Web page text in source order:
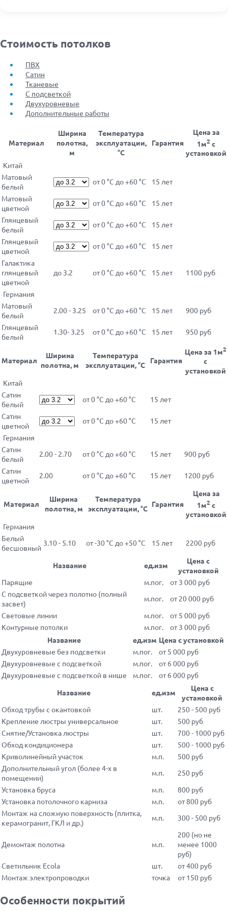
Стоимость потолков
ПВХ
Сатин
Тканевые
С подсветкой
Двухуровневые
Дополнительные работы
Материал
Ширина
полотна,
м
Температура
эксплуатации,
°С
Гарантия
Цена за
1м2с
установкой
Китай
Матовый
белый
от 0 °С до +60 °С
15 лет
Матовый
цветной
от 0 °С до +60 °С
15 лет
Глянцевый
белый
от 0 °С до +60 °С
15 лет
Глянцевый
цветной
от 0 °С до +60 °С
15 лет
Галактика
глянцевый
цветной
до 3.2 от 0 °С до +60 °С 15 лет 1100 руб
Германия
Матовый
белый
2.00 - 3.25 от 0 °С до +60 °С 15 лет
900 руб
Глянцевый
белый
1.30- 3.25 от 0 °С до +60 °С 15 лет 950 руб
Материал
Ширина
полотна, м
Температура
эксплуатации, °С
Гарантия
Цена за 1м2
с
установкой
Китай
Сатин
белый
от 0 °С до +60 °С
15 лет
Сатин
цветной
от 0 °С до +60 °С
15 лет
Германия
Сатин
белый
2.00 - 2.70 от 0 °С до +60 °С 15 лет
900 руб
Сатин
цветной
2.00 от 0 °С до +60 °С 15 лет 1200 руб
Материал
Ширина
полотна, м
Температура
эксплуатации, °С Гарантия
Цена за
1м2с
установкой
Германия
Белый
бесшовный
3.10 - 5.10 от -30 °С до +50 °С 15 лет 2200 руб
Название ед.изм
Цена с
установкой
Парящие
м.пог.
от 3 000 руб
С подсветкой через полотно (полный
засвет)
м.пог.
от 20 000 руб
Световые линии
м.пог.
от 5 000 руб
Контурные потолки
м.пог.
от 3 000 руб
Название
ед.изм Цена с установкой
Двухуровневые без подсветки
м.пог.
от 5 000 руб
Двухуровневые с подсветкой
м.пог.
от 6 000 руб
Двухуровневые с подсветкой в нише
м.пог.
от 6 000 руб
Название
ед.изм
Цена с
установкой
Обход трубы с окантовкой
шт.
250 - 500 руб
Крепление люстры универсальное
шт.
500 руб
Снятие/Установка люстры
шт.
700 - 1000 руб
Обход кондиционера
шт.
500 - 1000 руб
Криволинейный участок
м.п.
500 руб
Дополнительный угол (более 4-х в
помещении)
м.п.
250 руб
Установка бруса
м.п.
800 руб
Установка потолочного карниза
м.п.
от 800 руб
Монтаж на сложную поверхность (плитка,
керамогранит, ГКЛ и др.)
м.п. 300 - 500 руб
Демонтаж полотна м.п.
200 (но не
менее 1000
руб)
Светильник Ecola
шт.
от 400 руб
Монтаж электропроводки
точка от 150 руб
Особенности покрытий